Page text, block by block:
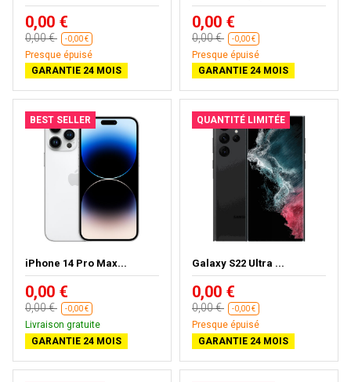
0,00 €
0,00 € -0,00 €
Presque épuisé
GARANTIE 24 MOIS
0,00 €
0,00 € -0,00 €
Presque épuisé
GARANTIE 24 MOIS
BEST SELLER
iPhone 14 Pro Max...
0,00 €
0,00 € -0,00 €
Livraison gratuite
GARANTIE 24 MOIS
QUANTITÉ LIMITÉE
Galaxy S22 Ultra ...
0,00 €
0,00 € -0,00 €
Presque épuisé
GARANTIE 24 MOIS